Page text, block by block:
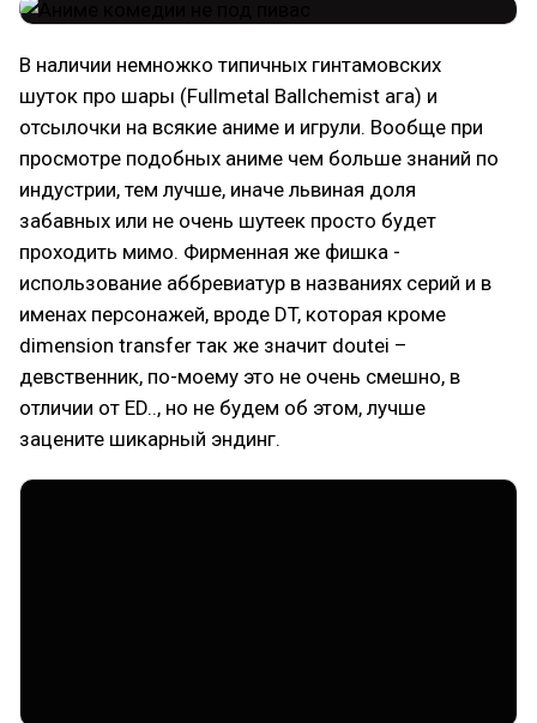
В наличии немножко типичных гинтамовских
шуток про шары (Fullmetal Ballchemist ага) и
отсылочки на всякие аниме и игрули. Вообще при
просмотре подобных аниме чем больше знаний по
индустрии, тем лучше, иначе львиная доля
забавных или не очень шутеек просто будет
проходить мимо. Фирменная же фишка -
использование аббревиатур в названиях серий и в
именах персонажей, вроде DT, которая кроме
dimension transfer так же значит doutei –
девственник, по-моему это не очень смешно, в
отличии от ED.., но не будем об этом, лучше
зацените шикарный эндинг.